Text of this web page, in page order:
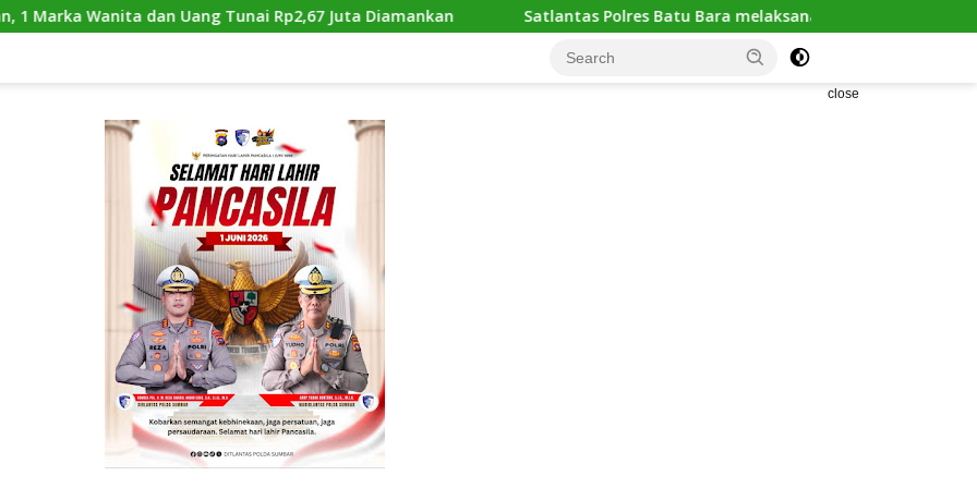
Tunai Rp2,67 Juta Diamankan Satlantas Polres Batu Bara melaksanakan kegiatan “POLANTAS KARIB” dengan
close